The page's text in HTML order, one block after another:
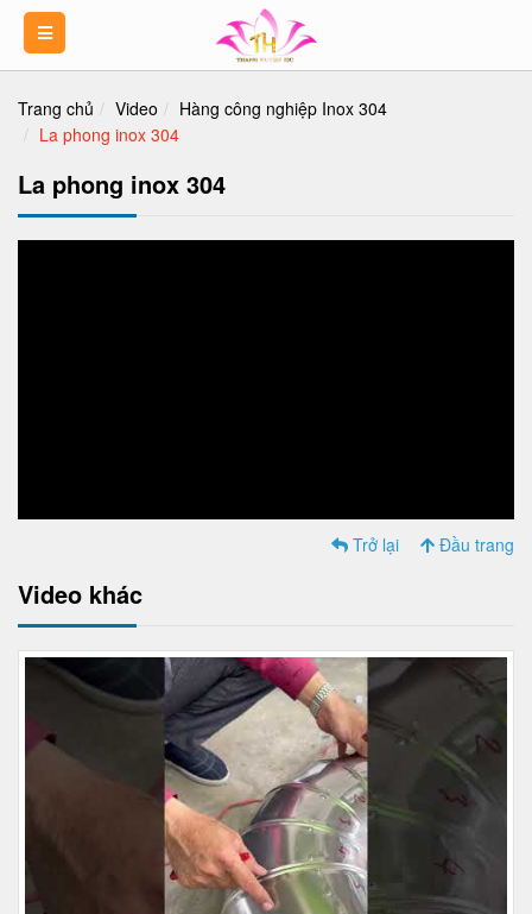
Trang chủ Video
Hàng công nghiệp Inox 304
La phong inox 304
La phong inox 304
Trở lại Đầu trang
Video khác